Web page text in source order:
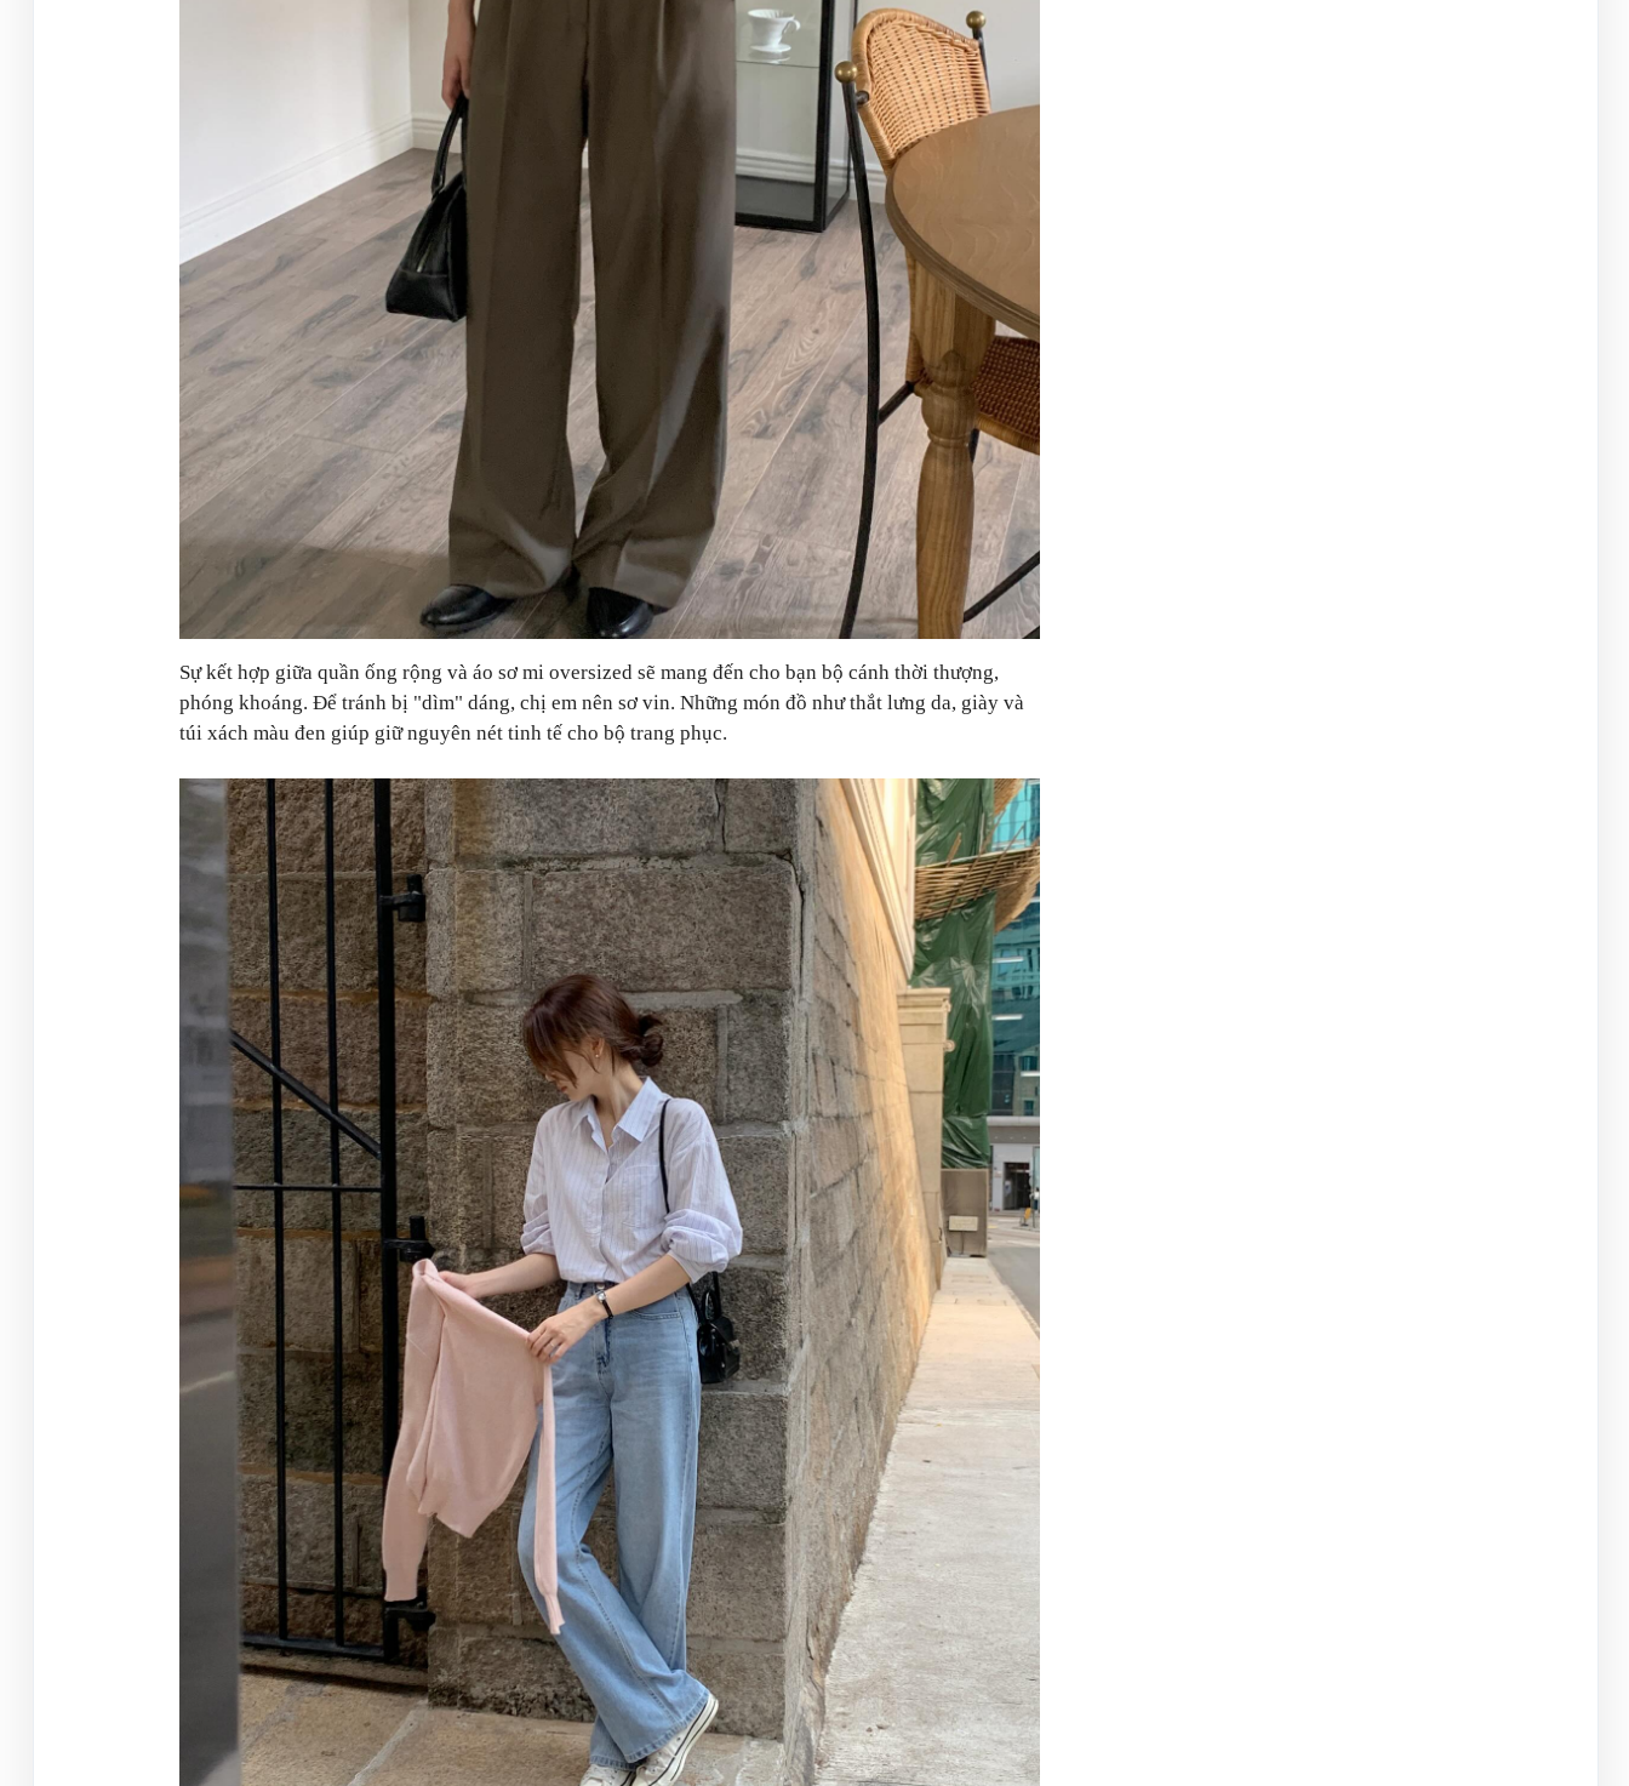
Sự kết hợp giữa quần ống rộng và áo sơ mi oversized sẽ mang đến cho bạn bộ cánh thời thượng,
phóng khoáng. Để tránh bị "dìm" dáng, chị em nên sơ vin. Những món đồ như thắt lưng da, giày và
túi xách màu đen giúp giữ nguyên nét tinh tế cho bộ trang phục.